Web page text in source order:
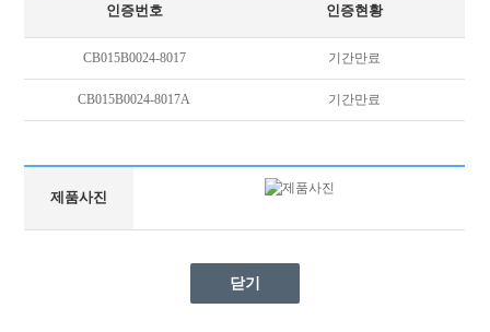
인증번호 인증현황
CB015B0024-8017 기간만료
CB015B0024-8017A 기간만료
제품사진
닫기